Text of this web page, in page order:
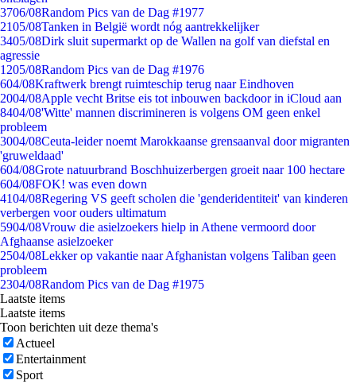
3706/08Random Pics van de Dag #1977
2105/08Tanken in België wordt nóg aantrekkelijker
3405/08Dirk sluit supermarkt op de Wallen na golf van diefstal en
agressie
1205/08Random Pics van de Dag #1976
604/08Kraftwerk brengt ruimteschip terug naar Eindhoven
2004/08Apple vecht Britse eis tot inbouwen backdoor in iCloud aan
8404/08'Witte' mannen discrimineren is volgens OM geen enkel
probleem
3004/08Ceuta-leider noemt Marokkaanse grensaanval door migranten
'gruweldaad'
604/08Grote natuurbrand Boschhuizerbergen groeit naar 100 hectare
604/08FOK! was even down
4104/08Regering VS geeft scholen die 'genderidentiteit' van kinderen
verbergen voor ouders ultimatum
5904/08Vrouw die asielzoekers hielp in Athene vermoord door
Afghaanse asielzoeker
2504/08Lekker op vakantie naar Afghanistan volgens Taliban geen
probleem
2304/08Random Pics van de Dag #1975
Laatste items
Laatste items
Toon berichten uit deze thema's
Actueel
Entertainment
Sport